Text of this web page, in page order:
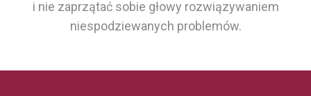
i nie zaprzątać sobie głowy rozwiązywaniem
niespodziewanych problemów.